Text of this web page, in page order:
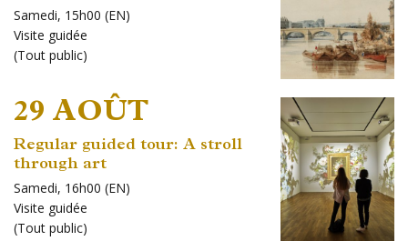
Samedi, 15h00 (EN)
Visite guidée
(Tout public)
29 AOÛT
Regular guided tour: A stroll
through art
Samedi, 16h00 (EN)
Visite guidée
(Tout public)